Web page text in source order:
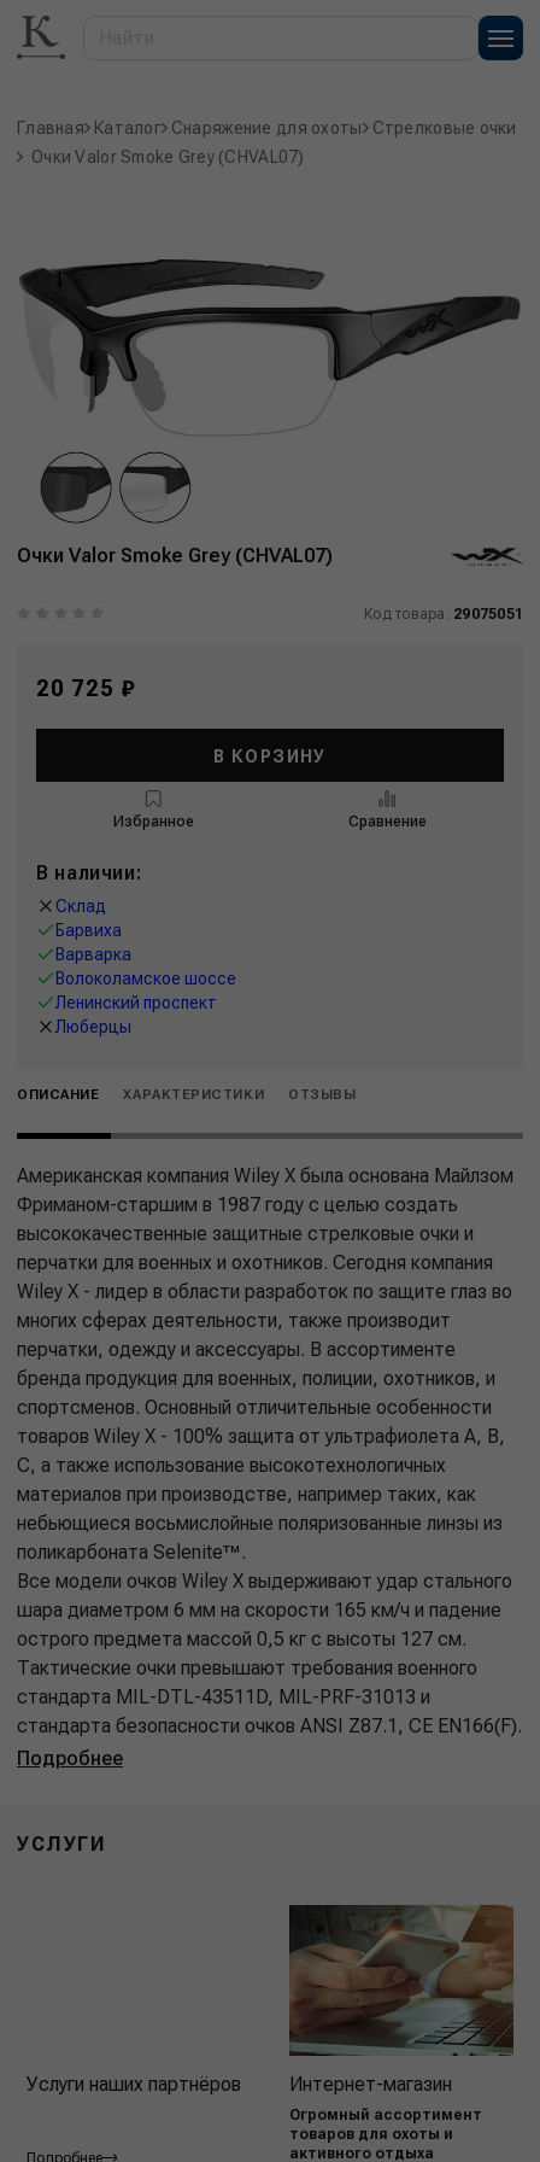
Главная Каталог Снаряжение для охоты
Стрелковые очки
Очки Valor Smoke Grey (CHVAL07)
Очки Valor Smoke Grey (CHVAL07)
Код товара: 29075051
20 725 ₽
В КОРЗИНУ
Избранное Сравнение
В наличии:
Склад
Барвиха
Варварка
Волоколамское шоссе
Ленинский проспект
Люберцы
ОПИСАНИЕ ХАРАКТЕРИСТИКИ ОТЗЫВЫ
Американская компания Wiley X была основана Майлзом
Фриманом-старшим в 1987 году с целью создать
высококачественные защитные стрелковые очки и
перчатки для военных и охотников. Сегодня компания
Wiley X - лидер в области разработок по защите глаз во
многих сферах деятельности, также производит
перчатки, одежду и аксессуары. В ассортименте
бренда продукция для военных, полиции, охотников, и
спортсменов. Основный отличительные особенности
товаров Wiley X - 100% защита от ультрафиолета А, В,
С, а также использование высокотехнологичных
материалов при производстве, например таких, как
небьющиеся восьмислойные поляризованные линзы из
поликарбоната Selenite™.
Все модели очков Wiley X выдерживают удар стального
шара диаметром 6 мм на скорости 165 км/ч и падение
острого предмета массой 0,5 кг с высоты 127 cм.
Тактические очки превышают требования военного
стандарта MIL-DTL-43511D, MIL-PRF-31013 и
стандарта безопасности очков ANSI Z87.1, CE EN166(F).
Подробнее
УСЛУГИ
Услуги наших партнёров
Подробнее
Интернет-магазин
Огромный ассортимент
товаров для охоты и
активного отдыха